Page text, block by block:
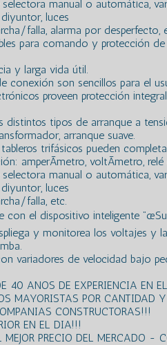
selectora manual o automática,
diyuntor, luces
falla, alarma por desperfecto,
para comando y protección
y larga vida útil.
conexión son sencillos para el
proveen protección
distintos tipos de arranque a
arranque suave.
trifásicos pueden
amperÃ­metro, voltÃ­metro,
selectora manual o automática,
diyuntor, luces
falla, etc.
con el dispositivo inteligente
y monitorea los voltajes y
variadores de velocidad bajo
40 ANOS DE EXPERIENCIA EN
MAYORISTAS POR CANTIDAD
CONSTRUCTORAS!!!
EN EL DIA!!!
PRECIO DEL MERCADO